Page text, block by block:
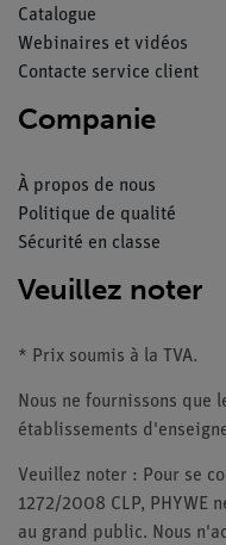
Catalogue
Webinaires et vidéos
Contacte service client
Companie
À propos de nous
Politique de qualité
Sécurité en classe
Veuillez noter
* Prix soumis à la TVA.
Nous ne fournissons
établissements
Veuillez noter : Pour se
1272/2008 CLP, PHYWE
au grand public. Nous